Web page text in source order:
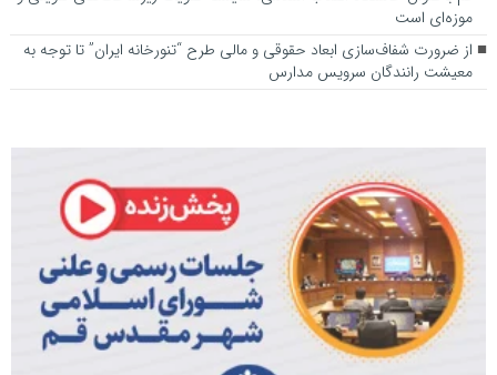
موزه‌ای است
از ضرورت شفاف‌سازی ابعاد حقوقی و مالی طرح “تنورخانه ایران” تا توجه به
معیشت رانندگان سرویس مدارس